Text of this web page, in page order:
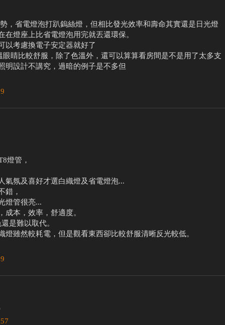
，省電燈泡打趴鎢絲燈，但相比發光效率和壽命其實還是日光燈
在燈座上比省電燈泡用完就丟還環保。
以考慮換電子安定器就好了
眼睛比較舒服，除了色溫外，還可以算算看房間是不是用了太多支
明設計不講究，過暗的例子是不多但
燈管，
氣氛及喜好才選白織燈及省電燈泡...
錯，
燈管很亮...
成本，效率，舒適度。
是難以取代。
燈雖然較耗電，但是觀看東西卻比較舒服清晰反光較低。